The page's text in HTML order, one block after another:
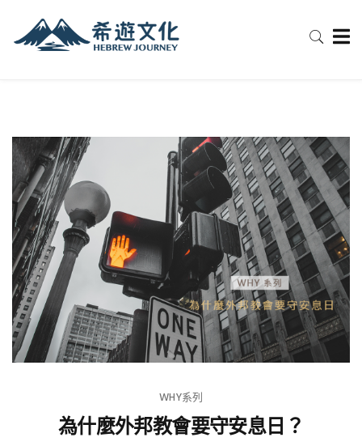
WHY系列
為什麼外邦教會要守安息日？